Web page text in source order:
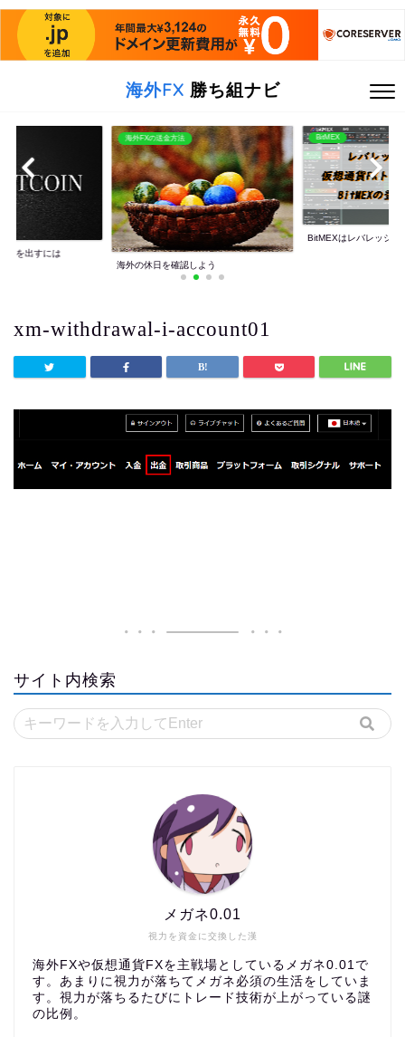
海外FX 勝ち組ナビ
益を出すには
海外FXの送金方法
海外の休日を確認しよう
BitMEX
BitMEXはレバレッジ
xm-withdrawal-i-account01
サイト内検索
視力を資金に交換した漢
メガネ0.01
海外FXや仮想通貨FXを主戦場としているメガネ0.01で
す。あまりに視力が落ちてメガネ必須の生活をしていま
す。視力が落ちるたびにトレード技術が上がっている謎
の比例。